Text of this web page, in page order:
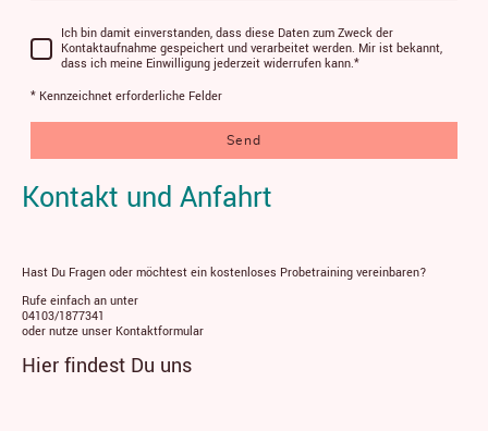
Ich bin damit einverstanden, dass diese Daten zum Zweck der
Kontaktaufnahme gespeichert und verarbeitet werden. Mir ist bekannt,
dass ich meine Einwilligung jederzeit widerrufen kann.*
* Kennzeichnet erforderliche Felder
Send
Kontakt und Anfahrt
Hast Du Fragen oder möchtest ein kostenloses Probetraining vereinbaren?
Rufe einfach an unter
04103/1877341
oder nutze unser Kontaktformular
Hier findest Du uns